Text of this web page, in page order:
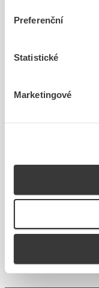
Preferenční
Statistické
Marketingové
758,21 Kč/ks